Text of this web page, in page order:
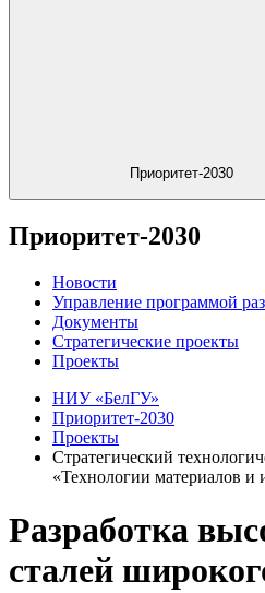
Приоритет-2030
Приоритет-2030
Новости
Управление программой
Документы
Стратегические проекты
Проекты
НИУ «БелГУ»
Приоритет-2030
Проекты
Стратегический
«Технологии материалов и
Разработка
сталей